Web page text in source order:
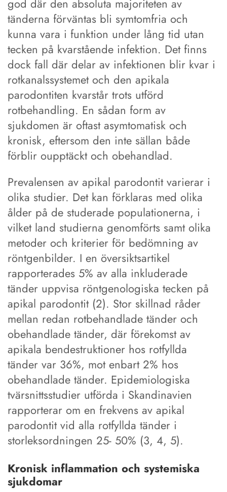
god där den absoluta majoriteten av
tänderna förväntas bli symtomfria och
kunna vara i funktion under lång tid utan
tecken på kvarstående infektion. Det finns
dock fall där delar av infektionen blir kvar i
rotkanalssystemet och den apikala
parodontiten kvarstår trots utförd
rotbehandling. En sådan form av
sjukdomen är oftast asymtomatisk och
kronisk, eftersom den inte sällan både
förblir oupptäckt och obehandlad.
Prevalensen av apikal parodontit varierar i
olika studier. Det kan förklaras med olika
ålder på de studerade populationerna, i
vilket land studierna genomförts samt olika
metoder och kriterier för bedömning av
röntgenbilder. I en översiktsartikel
rapporterades 5% av alla inkluderade
tänder uppvisa röntgenologiska tecken på
apikal parodontit (2). Stor skillnad råder
mellan redan rotbehandlade tänder och
obehandlade tänder, där förekomst av
apikala bendestruktioner hos rotfyllda
tänder var 36%, mot enbart 2% hos
obehandlade tänder. Epidemiologiska
tvärsnittsstudier utförda i Skandinavien
rapporterar om en frekvens av apikal
parodontit vid alla rotfyllda tänder i
storleksordningen 25- 50% (3, 4, 5).
Kronisk inflammation och systemiska
sjukdomar